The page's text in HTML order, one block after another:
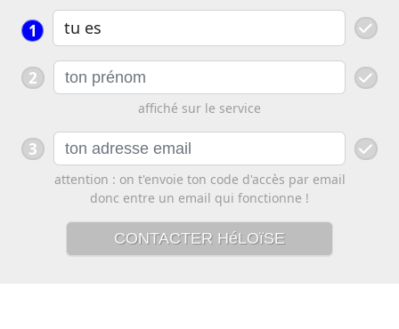
1
2
affiché sur le service
3
attention : on t'envoie ton code d'accès par email
donc entre un email qui fonctionne !
CONTACTER HéLOïSE